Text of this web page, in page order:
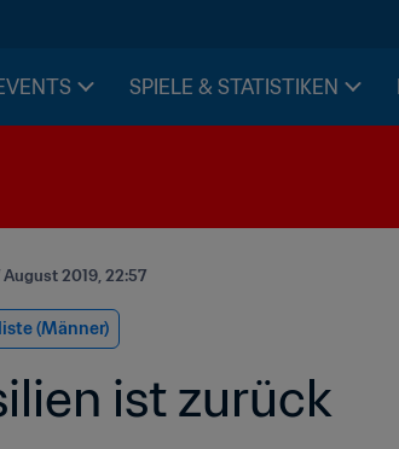
SPIELE & STATISTIKEN
2019, 22:57
(Männer)
ist zurück